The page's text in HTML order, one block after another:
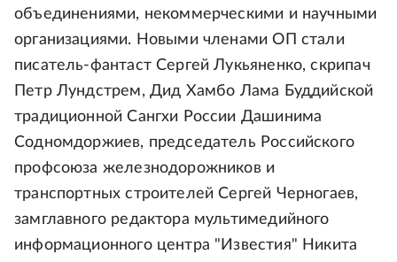
объединениями, некоммерческими и научными
организациями. Новыми членами ОП стали
писатель-фантаст Сергей Лукьяненко, скрипач
Петр Лундстрем, Дид Хамбо Лама Буддийской
традиционной Сангхи России Дашинима
Содномдоржиев, председатель Российского
профсоюза железнодорожников и
транспортных строителей Сергей Черногаев,
замглавного редактора мультимедийного
информационного центра "Известия" Никита